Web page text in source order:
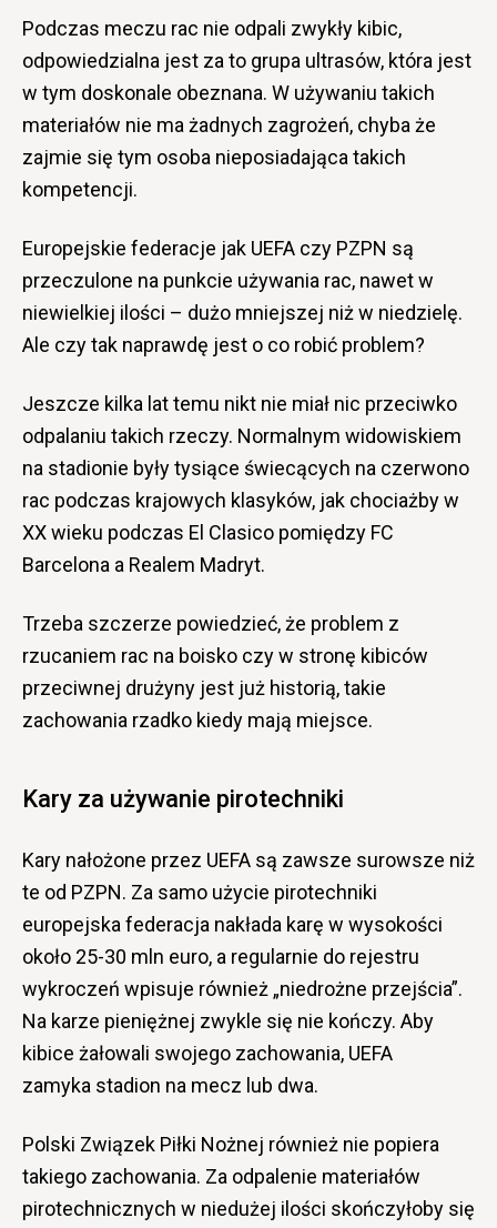
Podczas meczu rac nie odpali zwykły kibic,
odpowiedzialna jest za to grupa ultrasów, która jest
w tym doskonale obeznana. W używaniu takich
materiałów nie ma żadnych zagrożeń, chyba że
zajmie się tym osoba nieposiadająca takich
kompetencji.
Europejskie federacje jak UEFA czy PZPN są
przeczulone na punkcie używania rac, nawet w
niewielkiej ilości – dużo mniejszej niż w niedzielę.
Ale czy tak naprawdę jest o co robić problem?
Jeszcze kilka lat temu nikt nie miał nic przeciwko
odpalaniu takich rzeczy. Normalnym widowiskiem
na stadionie były tysiące świecących na czerwono
rac podczas krajowych klasyków, jak chociażby w
XX wieku podczas El Clasico pomiędzy FC
Barcelona a Realem Madryt.
Trzeba szczerze powiedzieć, że problem z
rzucaniem rac na boisko czy w stronę kibiców
przeciwnej drużyny jest już historią, takie
zachowania rzadko kiedy mają miejsce.
Kary za używanie pirotechniki
Kary nałożone przez UEFA są zawsze surowsze niż
te od PZPN. Za samo użycie pirotechniki
europejska federacja nakłada karę w wysokości
około 25-30 mln euro, a regularnie do rejestru
wykroczeń wpisuje również „niedrożne przejścia”.
Na karze pieniężnej zwykle się nie kończy. Aby
kibice żałowali swojego zachowania, UEFA
zamyka stadion na mecz lub dwa.
Polski Związek Piłki Nożnej również nie popiera
takiego zachowania. Za odpalenie materiałów
pirotechnicznych w niedużej ilości skończyłoby się